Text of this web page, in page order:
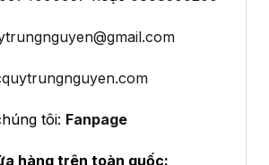
tôi: Fanpage
hàng trên toàn quốc: